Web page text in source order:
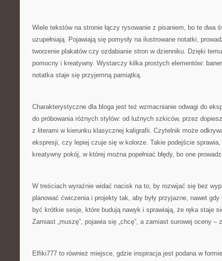
Wiele tekstów na stronie łączy rysowanie z pisaniem, bo te dwa
uzupełniają. Pojawiają się pomysły na ilustrowane notatki,
tworzenie plakatów czy ozdabianie stron w dzienniku. Dzięki
pomocny i kreatywny. Wystarczy kilka prostych elementów:
notatka staje się przyjemną pamiątką.
Charakterystyczne dla bloga jest też wzmacnianie odwagi do
do próbowania różnych stylów: od luźnych szkiców, przez
z literami w kierunku klasycznej kaligrafii. Czytelnik może
ekspresji, czy lepiej czuje się w kolorze. Takie podejście
kreatywny pokój, w której można popełniać błędy, bo one
W treściach wyraźnie widać nacisk na to, by rozwijać się bez
planować ćwiczenia i projekty tak, aby były przyjazne, nawet gdy
być krótkie sesje, które budują nawyk i sprawiają, że ręka staje
Zamiast „muszę”, pojawia się „chcę”, a zamiast surowej oceny –
Elfiki777 to również miejsce, gdzie inspiracja jest podana w